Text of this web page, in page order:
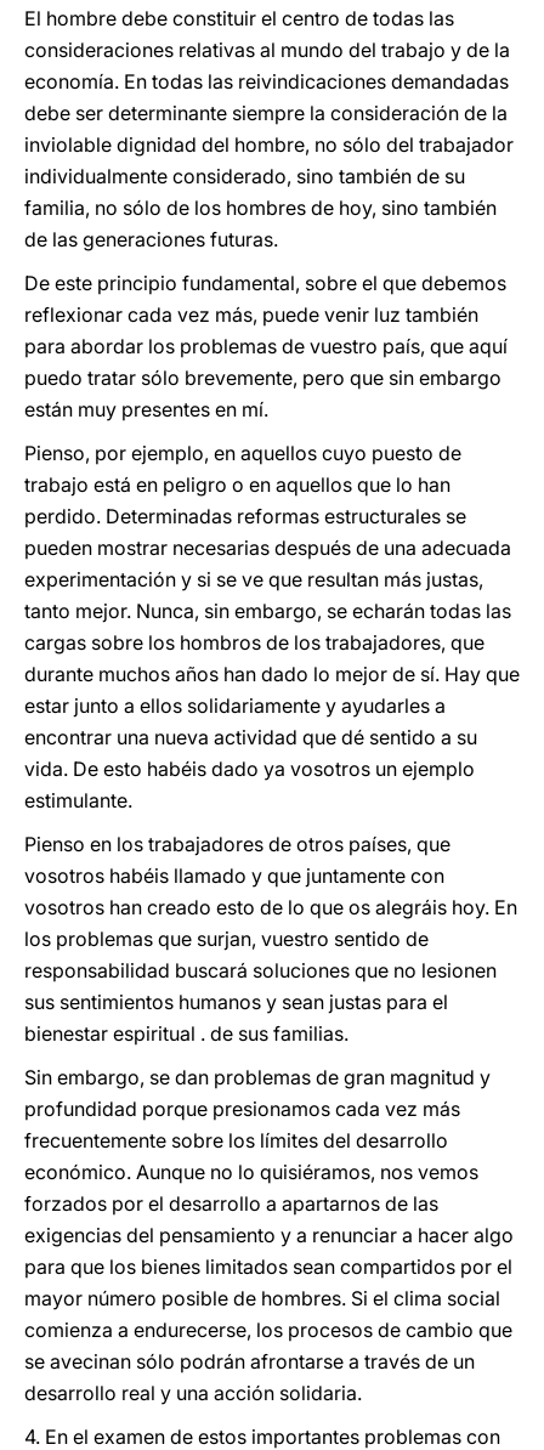
El hombre debe constituir el centro de todas las
consideraciones relativas al mundo del trabajo y de la
economía. En todas las reivindicaciones demandadas
debe ser determinante siempre la consideración de la
inviolable dignidad del hombre, no sólo del trabajador
individualmente considerado, sino también de su
familia, no sólo de los hombres de hoy, sino también
de las generaciones futuras.
De este principio fundamental, sobre el que debemos
reflexionar cada vez más, puede venir luz también
para abordar los problemas de vuestro país, que aquí
puedo tratar sólo brevemente, pero que sin embargo
están muy presentes en mí.
Pienso, por ejemplo, en aquellos cuyo puesto de
trabajo está en peligro o en aquellos que lo han
perdido. Determinadas reformas estructurales se
pueden mostrar necesarias después de una adecuada
experimentación y si se ve que resultan más justas,
tanto mejor. Nunca, sin embargo, se echarán todas las
cargas sobre los hombros de los trabajadores, que
durante muchos años han dado lo mejor de sí. Hay que
estar junto a ellos solidariamente y ayudarles a
encontrar una nueva actividad que dé sentido a su
vida. De esto habéis dado ya vosotros un ejemplo
estimulante.
Pienso en los trabajadores de otros países, que
vosotros habéis llamado y que juntamente con
vosotros han creado esto de lo que os alegráis hoy. En
los problemas que surjan, vuestro sentido de
responsabilidad buscará soluciones que no lesionen
sus sentimientos humanos y sean justas para el
bienestar espiritual . de sus familias.
Sin embargo, se dan problemas de gran magnitud y
profundidad porque presionamos cada vez más
frecuentemente sobre los límites del desarrollo
económico. Aunque no lo quisiéramos, nos vemos
forzados por el desarrollo a apartarnos de las
exigencias del pensamiento y a renunciar a hacer algo
para que los bienes limitados sean compartidos por el
mayor número posible de hombres. Si el clima social
comienza a endurecerse, los procesos de cambio que
se avecinan sólo podrán afrontarse a través de un
desarrollo real y una acción solidaria.
4. En el examen de estos importantes problemas con